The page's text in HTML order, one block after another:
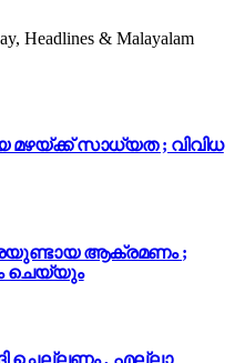
സാധ്യത ; വിവിധ
ആക്രമണം ;
ചെയ്യും